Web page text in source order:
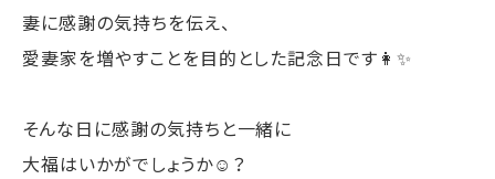
妻に感謝の気持ちを伝え、
愛妻家を増やすことを目的とした記念日です👩✨
そんな日に感謝の気持ちと一緒に
大福はいかがでしょうか☺️？